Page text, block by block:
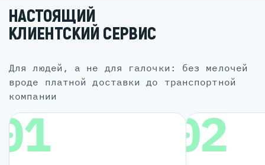
НАСТОЯЩИЙ
КЛИЕНТСКИЙ СЕРВИС
для людей, а не для галочки: без мелочей
вроде платной доставки до транспортной
компании
02